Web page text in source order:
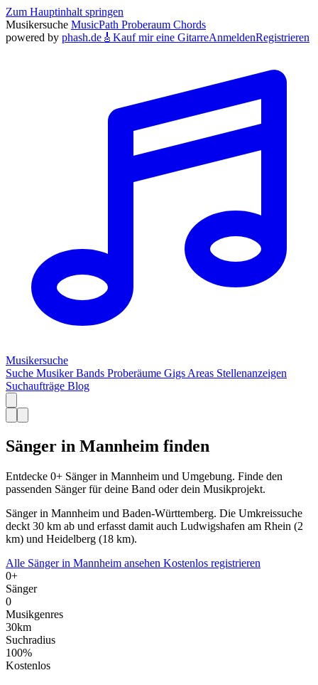
Zum Hauptinhalt springen
Musikersuche MusicPath Proberaum Chords
powered by phash.de 🎸 Kauf mir eine GitarreAnmeldenRegistrieren
Musikersuche
Suche MusikerBands Proberäume Gigs Areas Stellenanzeigen
Suchaufträge Blog
Sänger in Mannheim finden
Entdecke 0+ Sänger in Mannheim und Umgebung. Finde den
passenden Sänger für deine Band oder dein Musikprojekt.
Sänger in Mannheim und Baden-Württemberg. Die Umkreissuche
deckt 30 km ab und erfasst damit auch Ludwigshafen am Rhein (2
km) und Heidelberg (18 km).
Alle Sänger in Mannheim ansehen Kostenlos registrieren
0+
Sänger
0
Musikgenres
30km
Suchradius
100%
Kostenlos